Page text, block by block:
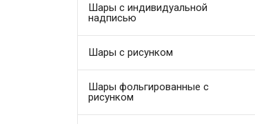
Шары с индивидуальной
надписью
Шары с рисунком
Шары фольгированные с
рисунком